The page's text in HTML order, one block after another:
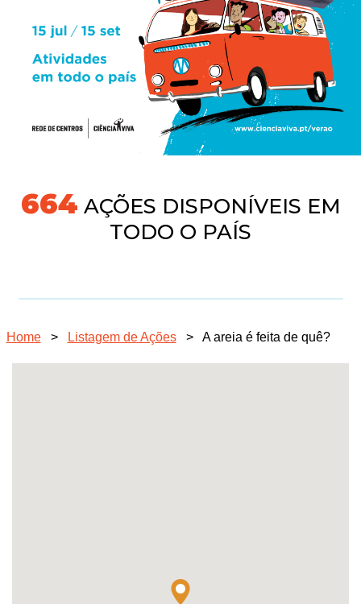
718AÇÕES DISPONÍVEIS EM
TODO O PAÍS
Home > Listagem de Ações > A areia é feita de quê?